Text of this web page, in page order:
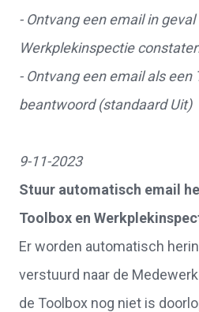
- Ontvang een email in geval
Werkplekinspectie
- Ontvang een email als een
beantwoord (standaard Uit)
9-11-2023
Stuur automatisch email
Toolbox en
Er worden automatisch
verstuurd naar de
de Toolbox nog niet is